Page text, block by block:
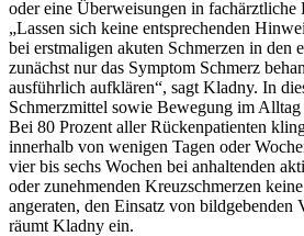
oder eine Überweisungen in fachärztliche
„Lassen sich keine entsprechenden
bei erstmaligen akuten Schmerzen in den
zunächst nur das Symptom Schmerz
ausführlich aufklären“, sagt Kladny. In
Schmerzmittel sowie Bewegung im
Bei 80 Prozent aller Rückenpatienten
innerhalb von wenigen Tagen oder
vier bis sechs Wochen bei anhaltenden
oder zunehmenden Kreuzschmerzen
angeraten, den Einsatz von bildgebenden
räumt Kladny ein.